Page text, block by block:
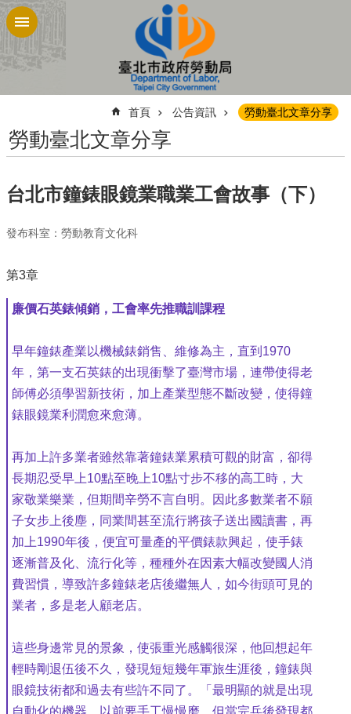
跳到主要內容區塊
首頁 公告資訊 勞動臺北文章分享
勞動臺北文章分享
台北市鐘錶眼鏡業職業工會故事（下）
發布科室：勞動教育文化科
第3章
廉價石英錶傾銷，工會率先推職訓課程
早年鐘錶產業以機械錶銷售、維修為主，直到1970
年，第一支石英錶的出現衝擊了臺灣市場，連帶使得老
師傅必須學習新技術，加上產業型態不斷改變，使得鐘
錶眼鏡業利潤愈來愈薄。
再加上許多業者雖然靠著鐘錶業累積可觀的財富，卻得
長期忍受早上10點至晚上10點寸步不移的高工時，大
家敬業樂業，但期間辛勞不言自明。因此多數業者不願
子女步上後塵，同業間甚至流行將孩子送出國讀書，再
加上1990年後，便宜可量產的平價錶款興起，使手錶
逐漸普及化、流行化等，種種外在因素大幅改變國人消
費習慣，導致許多鐘錶老店後繼無人，如今街頭可見的
業者，多是老人顧老店。
這些身邊常見的景象，使張重光感觸很深，他回想起年
輕時剛退伍後不久，發現短短幾年軍旅生涯後，鐘錶與
眼鏡技術都和過去有些許不同了。「最明顯的就是出現
自動化的機器，以前要手工慢慢磨，但當完兵後發現都